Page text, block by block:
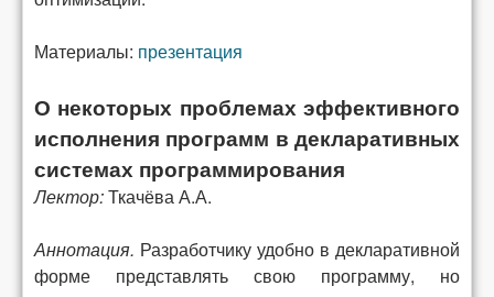
Материалы: презентация
О некоторых проблемах эффективного
исполнения программ в декларативных
системах программирования
Лектор:Ткачёва А.А.
Аннотация. Разработчику удобно в декларативной
форме представлять свою программу, но